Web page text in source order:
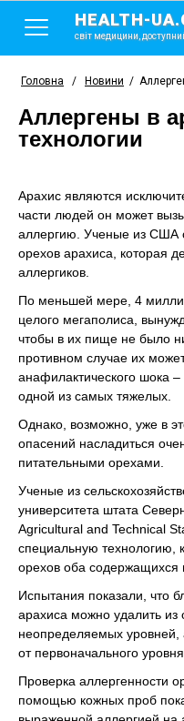
HEALTH-
світ медицини,
Головна / Новини /
Аллергены в
технологии
Арахис являются
части людей он может
аллергию. Ученые из США
орехов арахиса, которая
аллергиков.
По меньшей мере, 4
целого мегаполиса,
чтобы в их пище не было
противном случае их
анафилактического шока
одной из самых тяжелых.
Однако, возможно, уже в
опасений насладиться
питательными орехами.
Ученые из
университета штата
Agricultural and Technical
специальную технологию,
орехов оба содержащихся
Испытания показали, что
арахиса можно удалить из
неопределяемых уровней,
от первоначального уровня.
Проверка аллергенности
помощью кожных проб